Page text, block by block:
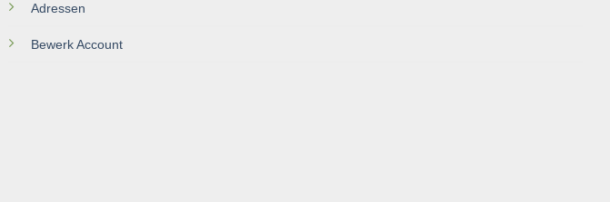
Adressen
Bewerk Account